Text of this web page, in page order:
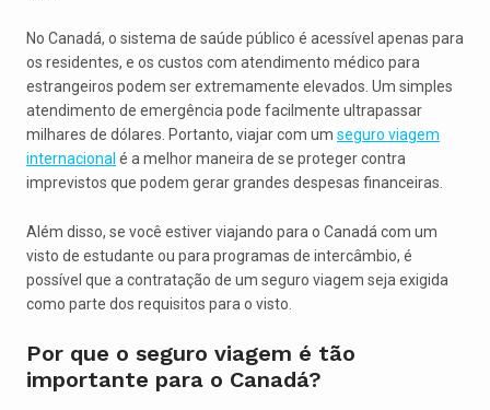
No Canadá, o sistema de saúde público é acessível apenas para
os residentes, e os custos com atendimento médico para
estrangeiros podem ser extremamente elevados. Um simples
atendimento de emergência pode facilmente ultrapassar
milhares de dólares. Portanto, viajar com um seguro viagem
internacional é a melhor maneira de se proteger contra
imprevistos que podem gerar grandes despesas financeiras.
Além disso, se você estiver viajando para o Canadá com um
visto de estudante ou para programas de intercâmbio, é
possível que a contratação de um seguro viagem seja exigida
como parte dos requisitos para o visto.
Por que o seguro viagem é tão
importante para o Canadá?